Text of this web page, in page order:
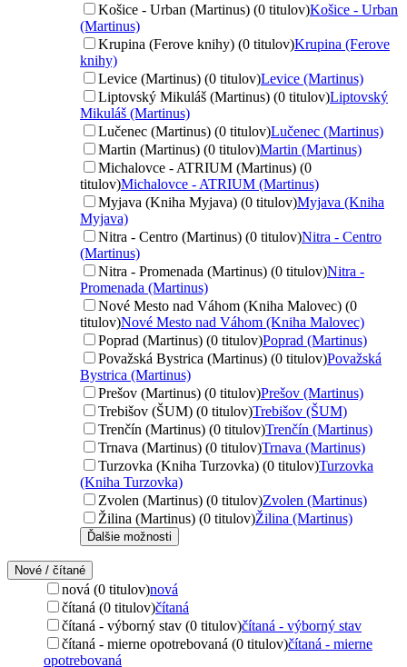
Košice - Urban (Martinus) (0 titulov)Košice - Urban
(Martinus)
Krupina (Ferove knihy) (0 titulov)Krupina (Ferove
knihy)
Levice (Martinus) (0 titulov)Levice (Martinus)
Liptovský Mikuláš (Martinus) (0 titulov)Liptovský
Mikuláš (Martinus)
Lučenec (Martinus) (0 titulov)Lučenec (Martinus)
Martin (Martinus) (0 titulov)Martin (Martinus)
Michalovce - ATRIUM (Martinus) (0
titulov)Michalovce - ATRIUM (Martinus)
Myjava (Kniha Myjava) (0 titulov)Myjava (Kniha
Myjava)
Nitra - Centro (Martinus) (0 titulov)Nitra - Centro
(Martinus)
Nitra - Promenada (Martinus) (0 titulov)Nitra -
Promenada (Martinus)
Nové Mesto nad Váhom (Kniha Malovec) (0
titulov)Nové Mesto nad Váhom (Kniha Malovec)
Poprad (Martinus) (0 titulov)Poprad (Martinus)
Považská Bystrica (Martinus) (0 titulov)Považská
Bystrica (Martinus)
Prešov (Martinus) (0 titulov)Prešov (Martinus)
Trebišov (ŠUM) (0 titulov)Trebišov (ŠUM)
Trenčín (Martinus) (0 titulov)Trenčín (Martinus)
Trnava (Martinus) (0 titulov)Trnava (Martinus)
Turzovka (Kniha Turzovka) (0 titulov)Turzovka
(Kniha Turzovka)
Zvolen (Martinus) (0 titulov)Zvolen (Martinus)
Žilina (Martinus) (0 titulov)Žilina (Martinus)
Ďalšie možnosti
Nové / čítané
nová (0 titulov)nová
čítaná (0 titulov)čítaná
čítaná - výborný stav (0 titulov)čítaná - výborný stav
čítaná - mierne opotrebovaná (0 titulov)čítaná - mierne
opotrebovaná